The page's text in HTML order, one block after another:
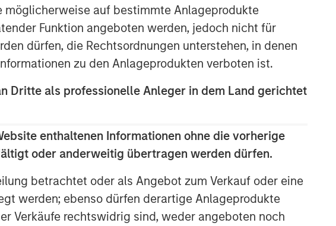
auf bestimmte Anlageprodukte
Funktion angeboten werden, jedoch nicht für
dürfen, die Rechtsordnungen unterstehen, in denen
zu den Anlageprodukten verboten ist.
Dritte als professionelle Anleger in dem Land gerichtet
enthaltenen Informationen ohne die vorherige
oder anderweitig übertragen werden dürfen.
betrachtet oder als Angebot zum Verkauf oder eine
werden; ebenso dürfen derartige Anlageprodukte
Verkäufe rechtswidrig sind, weder angeboten noch